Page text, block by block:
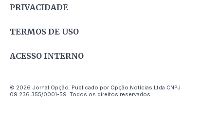
PRIVACIDADE
TERMOS DE USO
ACESSO INTERNO
© 2026 Jornal Opção. Publicado por Opção Notícias Ltda CNPJ
09.236.355/0001-59. Todos os direitos reservados.